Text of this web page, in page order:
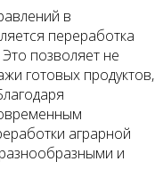
в
переработка
позволяет не
готовых продуктов,
аграрной
и